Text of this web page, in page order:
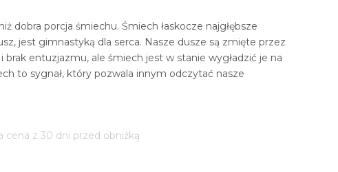
dobra porcja śmiechu. Śmiech łaskocze najgłębsze
jest gimnastyką dla serca. Nasze dusze są zmięte przez
entuzjazmu, ale śmiech jest w stanie wygładzić je na
to sygnał, który pozwala innym odczytać nasze
cena z 30 dni przed obniżką